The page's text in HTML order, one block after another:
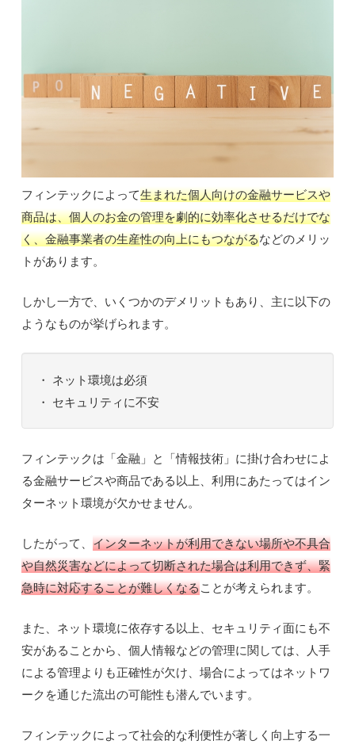
フィンテックによって生まれた個人向けの金融サービスや
商品は、個人のお金の管理を劇的に効率化させるだけでな
く、金融事業者の生産性の向上にもつながるなどのメリッ
トがあります。
しかし一方で、いくつかのデメリットもあり、主に以下の
ようなものが挙げられます。
・ ネット環境は必須
・ セキュリティに不安
フィンテックは「金融」と「情報技術」に掛け合わせによ
る金融サービスや商品である以上、利用にあたってはイン
ターネット環境が欠かせません。
したがって、インターネットが利用できない場所や不具合
や自然災害などによって切断された場合は利用できず、緊
急時に対応することが難しくなることが考えられます。
また、ネット環境に依存する以上、セキュリティ面にも不
安があることから、個人情報などの管理に関しては、人手
による管理よりも正確性が欠け、場合によってはネットワ
ークを通じた流出の可能性も潜んでいます。
フィンテックによって社会的な利便性が著しく向上する一